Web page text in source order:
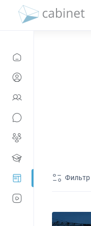
Фильтр